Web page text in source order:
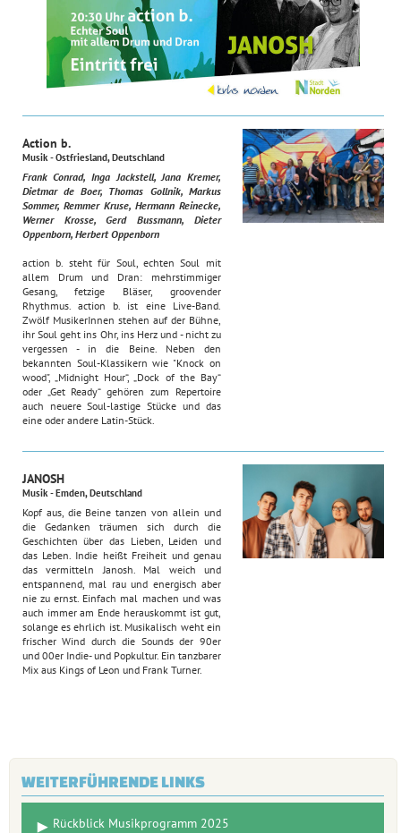
Action b.
Musik - Ostfriesland, Deutschland
Frank Conrad, Inga Jackstell, Jana Kremer,
Dietmar de Boer, Thomas Gollnik, Markus
Sommer, Remmer Kruse, Hermann Reinecke,
Werner Krosse, Gerd Bussmann, Dieter
Oppenborn, Herbert Oppenborn
action b. steht für Soul, echten Soul mit
allem Drum und Dran: mehrstimmiger
Gesang, fetzige Bläser, groovender
Rhythmus. action b. ist eine Live-Band.
Zwölf MusikerInnen stehen auf der Bühne,
ihr Soul geht ins Ohr, ins Herz und - nicht zu
vergessen - in die Beine. Neben den
bekannten Soul-Klassikern wie "Knock on
wood", „Midnight Hour“, „Dock of the Bay“
oder „Get Ready“ gehören zum Repertoire
auch neuere Soul-lastige Stücke und das
eine oder andere Latin-Stück.
JANOSH
Musik - Emden, Deutschland
Kopf aus, die Beine tanzen von allein und
die Gedanken träumen sich durch die
Geschichten über das Lieben, Leiden und
das Leben. Indie heißt Freiheit und genau
das vermitteln Janosh. Mal weich und
entspannend, mal rau und energisch aber
nie zu ernst. Einfach mal machen und was
auch immer am Ende herauskommt ist gut,
solange es ehrlich ist. Musikalisch weht ein
frischer Wind durch die Sounds der 90er
und 00er Indie- und Popkultur. Ein tanzbarer
Mix aus Kings of Leon und Frank Turner.
WEITERFÜHRENDE LINKS
Rückblick Musikprogramm 2025